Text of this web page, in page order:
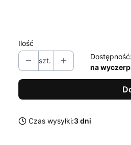
Ilość
szt.
Dostępność:
na
Czas wysyłki:3 dni